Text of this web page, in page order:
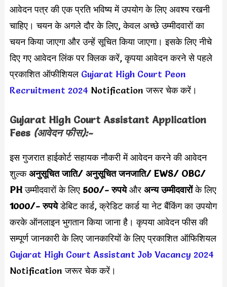
आवेदन पत्र की एक प्रति भविष्य में उपयोग के लिए अवश्य रखनी
चाहिए। चयन के अगले दौर के लिए, केवल अच्छे उम्मीदवारों का
चयन किया जाएगा और उन्हें सूचित किया जाएगा। इसके लिए नीचे
दिए गए आवेदन लिंक पर क्लिक करें, कृपया आवेदन करने से पहले
प्रकाशित ऑफीशियल Gujarat High Court Peon
Recruitment 2024 Notification जरूर चेक करें।
Gujarat High Court Assistant Application
Fees (आवेदन फीस):-
इस गुजरात हाईकोर्ट सहायक नौकरी में आवेदन करने की आवेदन
शुल्कअनुसूचित जाति/ अनुसूचित जनजाति/ EWS/ OBC/
PHउम्मीदवारों के लिए 500/- रुपयेऔर अन्य उम्मीदवारोंके लिए
1000/- रुपयेडेबिट कार्ड, क्रेडिट कार्ड या नेट बैंकिंग का उपयोग
करके ऑनलाइन भुगतान किया जाना है। कृपया आवेदन फीस की
सम्पूर्ण जानकारी के लिए जानकारियों के लिए प्रकाशित ऑफिशियल
Gujarat High Court Assistant Job Vacancy 2024
Notification जरूर चेक करें।